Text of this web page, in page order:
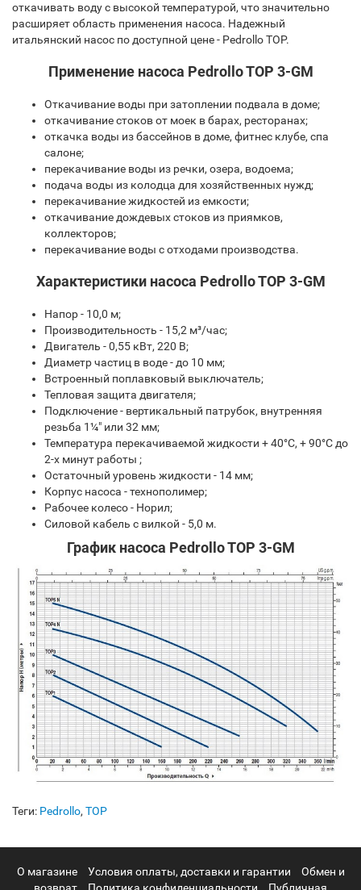
откачивать воду с высокой температурой, что значительно
расширяет область применения насоса. Надежный
итальянский насос по доступной цене - Pedrollo TOP.
Применение насоса Pedrollo TOP 3-GM
Откачивание воды при затоплении подвала в доме;
откачивание стоков от моек в барах, ресторанах;
откачка воды из бассейнов в доме, фитнес клубе, спа
салоне;
перекачивание воды из речки, озера, водоема;
подача воды из колодца для хозяйственных нужд;
перекачивание жидкостей из емкости;
откачивание дождевых стоков из приямков,
коллекторов;
перекачивание воды с отходами производства.
Характеристики насоса Pedrollo TOP 3-GM
Напор - 10,0 м;
Производительность - 15,2 м³/час;
Двигатель - 0,55 кВт, 220 В;
Диаметр частиц в воде - до 10 мм;
Встроенный поплавковый выключатель;
Тепловая защита двигателя;
Подключение - вертикальный патрубок, внутренняя
резьба 1¼" или 32 мм;
Температура перекачиваемой жидкости + 40°С, + 90°С до
2-х минут работы ;
Остаточный уровень жидкости - 14 мм;
Корпус насоса - технополимер;
Рабочее колесо - Норил;
Силовой кабель с вилкой - 5,0 м.
График насоса Pedrollo TOP 3-GM
Теги: Pedrollo, TOP
О магазине Условия оплаты, доставки и гарантии
Обмен и